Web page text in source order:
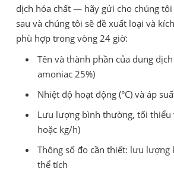
dịch hóa chất — hãy gửi cho chúng
sau và chúng tôi sẽ đề xuất loại và
phù hợp trong vòng 24 giờ:
Tên và thành phần của dung
amoniac 25%)
Nhiệt độ hoạt động (°C) và áp
Lưu lượng bình thường, tối thiểu
hoặc kg/h)
Thông số đo cần thiết: lưu lượng
thể tích